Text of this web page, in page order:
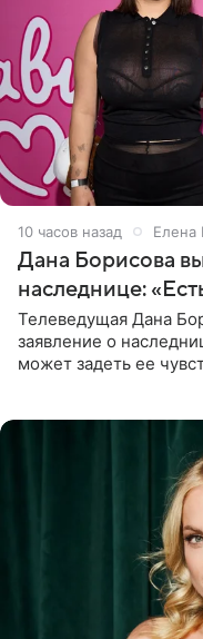
10 часов назад Елена
Дана Борисова
наследнице:
Телеведущая Дана
заявление о
может задеть ее